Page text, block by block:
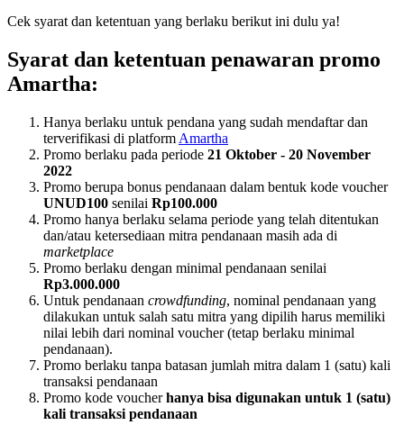
Cek syarat dan ketentuan yang berlaku berikut ini dulu ya!
Syarat dan ketentuan penawaran promo
Amartha:
Hanya berlaku untuk pendana yang sudah mendaftar dan
terverifikasi di platform Amartha
Promo berlaku pada periode 21 Oktober - 20 November
2022
Promo berupa bonus pendanaan dalam bentuk kode voucher
UNUD100 senilai Rp100.000
Promo hanya berlaku selama periode yang telah ditentukan
dan/atau ketersediaan mitra pendanaan masih ada di
marketplace
Promo berlaku dengan minimal pendanaan senilai
Rp3.000.000
Untuk pendanaan crowdfunding, nominal pendanaan yang
dilakukan untuk salah satu mitra yang dipilih harus memiliki
nilai lebih dari nominal voucher (tetap berlaku minimal
pendanaan).
Promo berlaku tanpa batasan jumlah mitra dalam 1 (satu) kali
transaksi pendanaan
Promo kode voucherhanya bisa digunakan untuk 1 (satu)
kali transaksi pendanaan